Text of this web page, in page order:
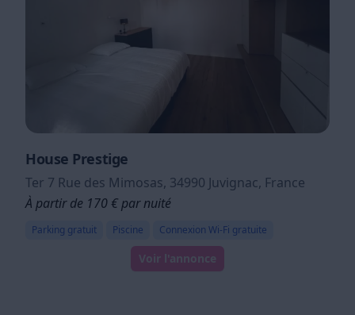
House Prestige
Ter 7 Rue des Mimosas, 34990 Juvignac, France
À partir de 170 € par nuité
Parking gratuit Piscine Connexion Wi-Fi gratuite
Voir l'annonce